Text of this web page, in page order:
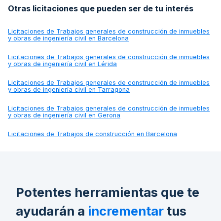
Otras licitaciones que pueden ser de tu interés
Licitaciones de Trabajos generales de construcción de inmuebles
y obras de ingeniería civil en Barcelona
Licitaciones de Trabajos generales de construcción de inmuebles
y obras de ingeniería civil en Lérida
Licitaciones de Trabajos generales de construcción de inmuebles
y obras de ingeniería civil en Tarragona
Licitaciones de Trabajos generales de construcción de inmuebles
y obras de ingeniería civil en Gerona
Licitaciones de Trabajos de construcción en Barcelona
Potentes herramientas que te
ayudarán a incrementar tus